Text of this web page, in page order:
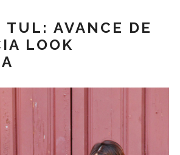
TUL: AVANCE DE
LOOK